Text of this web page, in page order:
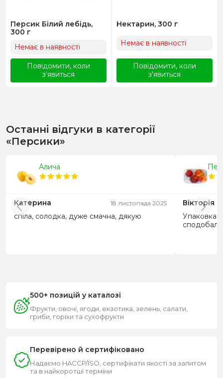
Персик Білий лебідь,
300 г
Немає в наявності
Повідомити, коли
з'явиться
Нектарин, 300 г
Немає в наявності
Повідомити, коли
з'явиться
Останні відгуки в категорії
«Персики»
Алича
Катерина 18 листопада 2025
спіла, солодка, дуже смачна, дякую
Вікторія
Упаковка
500+ позицій у каталозі
Фрукти, овочі, ягоди, екзотика, зелень, салати,
гриби, горіхи та сухофрукти
Перевірено й сертифіковано
Надаємо HACCP/ISO, сертифікати якості за запитом
та в найкоротші терміни